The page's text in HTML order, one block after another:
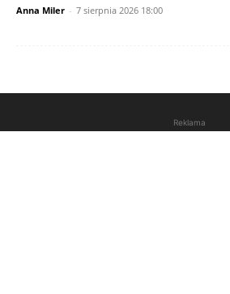
Anna Miler - 7 sierpnia 2026 18:00
Reklama